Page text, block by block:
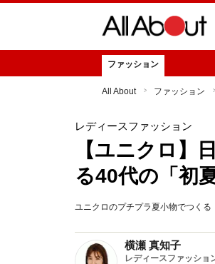
ファッション
All About ファッション
レディースファッション
【ユニクロ】
る40代の「初
ユニクロのプチプラ夏小物でつく
横瀬 真知子
レディースファッショ